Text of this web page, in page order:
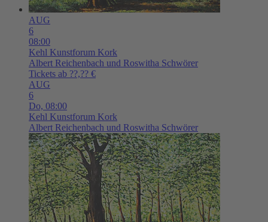
AUG
6
08:00
Kehl Kunstforum Kork
Albert Reichenbach und Roswitha Schwörer
Tickets ab ??,?? €
AUG
6
Do, 08:00
Kehl Kunstforum Kork
Albert Reichenbach und Roswitha Schwörer